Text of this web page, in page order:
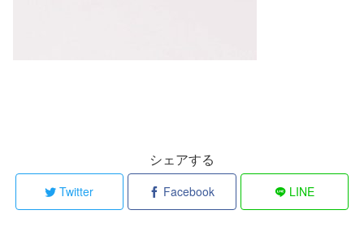
シェアする
Twitter Facebook LINE